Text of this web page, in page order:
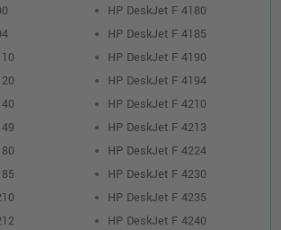
HP DeskJet F 4180
HP DeskJet F 4185
HP DeskJet F 4190
HP DeskJet F 4194
HP DeskJet F 4210
HP DeskJet F 4213
HP DeskJet F 4224
HP DeskJet F 4230
HP DeskJet F 4235
HP DeskJet F 4240